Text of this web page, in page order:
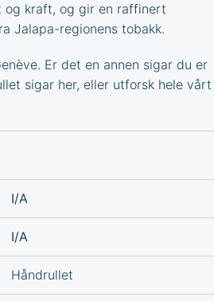
og kraft, og gir en raffinert
Jalapa-regionens tobakk.
. Er det en annen sigar du er
sigar her, eller utforsk hele vårt
I/A
I/A
Håndrullet